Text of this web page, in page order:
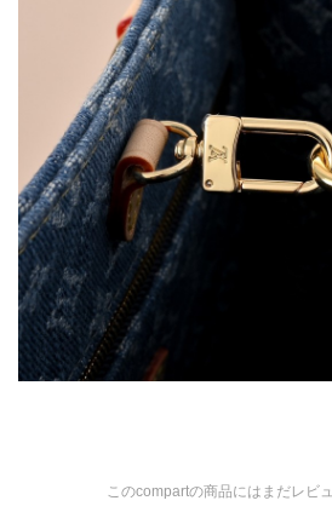
このcompartの商品にはまだレビ